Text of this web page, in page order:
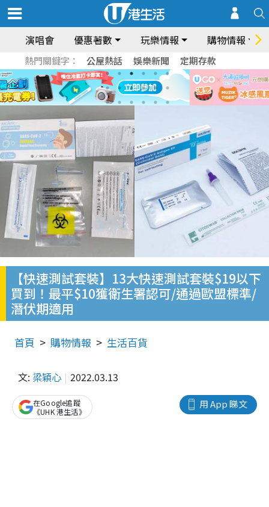
演唱會 優惠著數 玩樂情報 購物情報
熱門關鍵字： 公屋熱話 娛樂新聞 定期存款
【快速測試套裝】13大快速測試套裝$19以下
買到！最平$10獲衛生署認可/通過歐盟標準/
潛伏期適用
首頁 購物情報 生活百貨
文: 梁穎心 2022.03.13
用 App 睇文
在Google追蹤
《UHK 港生活》